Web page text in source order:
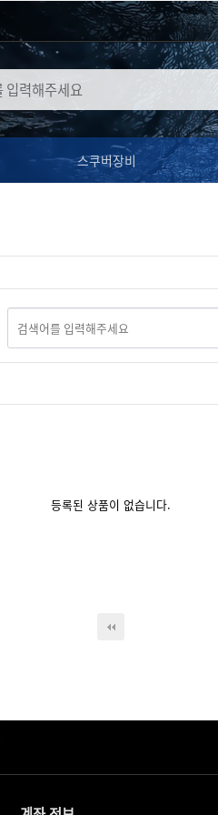
스쿠버장비
등록된 상품이 없습니다.